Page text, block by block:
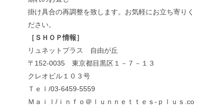
掛け具合の再調整を致します。お気軽にお立ち寄りく
ださい。
［ＳＨＯＰ情報］
リュネットプラス 自由が丘
〒152-0035 東京都目黒区１－７－１３
クレオビル１０３号
Ｔｅｌ/03-6459-5559
Ｍａｉｌ/ｉｎｆｏ＠ｌｕｎｎｅｔｔｅｓ-ｐｌｕｓ.co